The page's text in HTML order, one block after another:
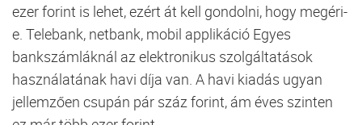
ezer forint is lehet, ezért át kell gondolni, hogy megéri-
e. Telebank, netbank, mobil applikáció Egyes
bankszámláknál az elektronikus szolgáltatások
használatának havi díja van. A havi kiadás ugyan
jellemzően csupán pár száz forint, ám éves szinten